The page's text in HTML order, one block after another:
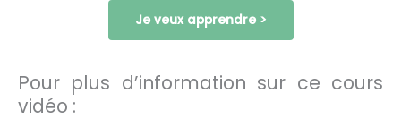
Je veux apprendre >
Pour plus d’information sur ce cours
vidéo :